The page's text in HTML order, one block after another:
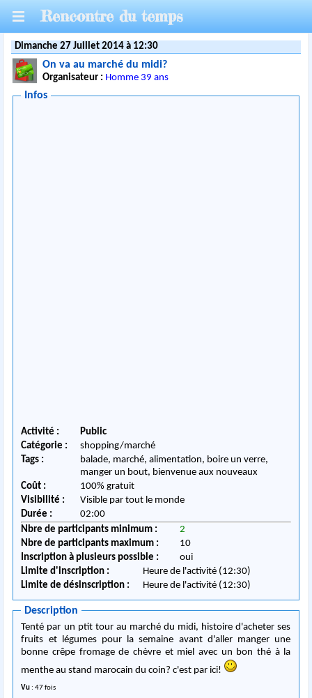
Rencontre du temps
Dimanche 27 Juillet 2014 à 12:30
On va au marché du midi?
Organisateur : Homme 39 ans
Infos
Activité :
Public
Catégorie :
shopping/marché
Tags :
balade, marché, alimentation, boire un verre,
manger un bout, bienvenue aux nouveaux
Coût :
100% gratuit
Visibilité :
Visible par tout le monde
Durée :
02:00
Nbre de participants minimum :
2
Nbre de participants maximum :
10
Inscription à plusieurs possible :
oui
Limite d'inscription :
Heure de l'activité (12:30)
Limite de désinscription :
Heure de l'activité (12:30)
Description
Tenté par un ptit tour au marché du midi, histoire d'acheter ses
fruits et légumes pour la semaine avant d'aller manger une
bonne crêpe fromage de chèvre et miel avec un bon thé à la
menthe au stand marocain du coin? c'est par ici!
Vu : 47 fois